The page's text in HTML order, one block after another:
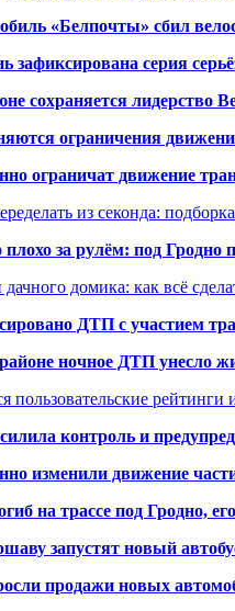
«Белпочты» сбил
зафиксирована серия
сохраняется лидерство
ограничения
ограничат движение
из секонда:
плохо за рулём: под
домика: как всё
ДТП с участием
ночное ДТП унесло
пользовательские рейтинги
контроль и
изменили движение
на трассе под Гродно,
запустят новый
продажи новых